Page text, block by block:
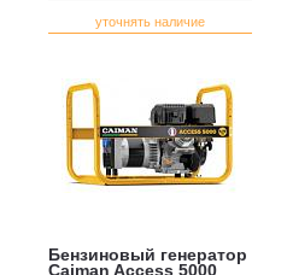
уточнять наличие
Бензиновый генератор
Caiman Access 5000